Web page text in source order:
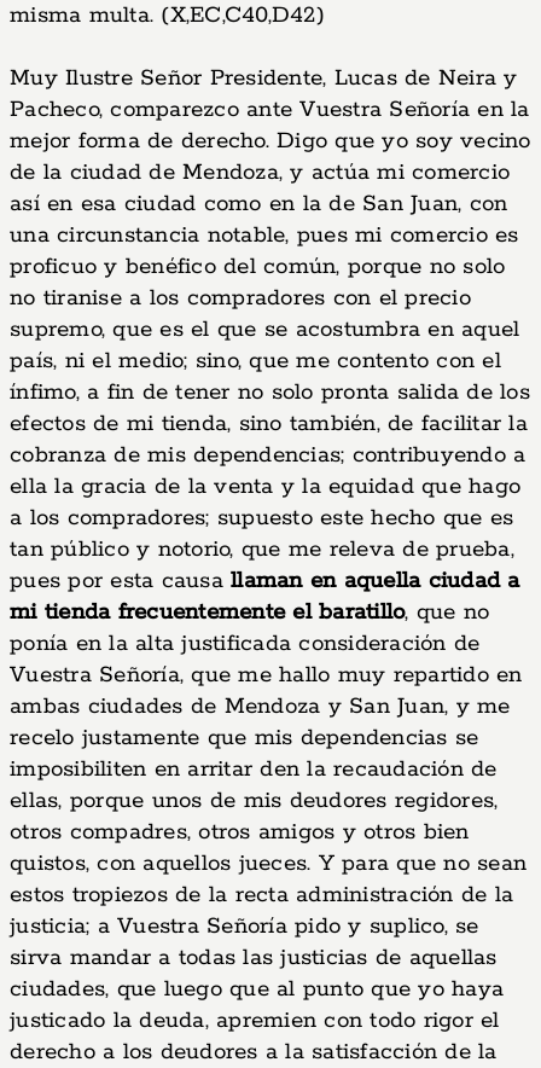
misma multa. (X,EC,C40,D42)
Muy Ilustre Señor Presidente, Lucas de Neira y
Pacheco, comparezco ante Vuestra Señoría en la
mejor forma de derecho. Digo que yo soy vecino
de la ciudad de Mendoza, y actúa mi comercio
así en esa ciudad como en la de San Juan, con
una circunstancia notable, pues mi comercio es
proficuo y benéfico del común, porque no solo
no tiranise a los compradores con el precio
supremo, que es el que se acostumbra en aquel
país, ni el medio; sino, que me contento con el
ínfimo, a fin de tener no solo pronta salida de los
efectos de mi tienda, sino también, de facilitar la
cobranza de mis dependencias; contribuyendo a
ella la gracia de la venta y la equidad que hago
a los compradores; supuesto este hecho que es
tan público y notorio, que me releva de prueba,
pues por esta causa llaman en aquella ciudad a
mi tienda frecuentemente el baratillo, que no
ponía en la alta justificada consideración de
Vuestra Señoría, que me hallo muy repartido en
ambas ciudades de Mendoza y San Juan, y me
recelo justamente que mis dependencias se
imposibiliten en arritar den la recaudación de
ellas, porque unos de mis deudores regidores,
otros compadres, otros amigos y otros bien
quistos, con aquellos jueces. Y para que no sean
estos tropiezos de la recta administración de la
justicia; a Vuestra Señoría pido y suplico, se
sirva mandar a todas las justicias de aquellas
ciudades, que luego que al punto que yo haya
justicado la deuda, apremien con todo rigor el
derecho a los deudores a la satisfacción de la